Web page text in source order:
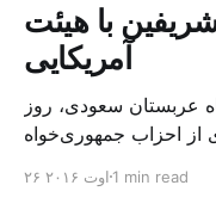
با هیئت
آمریکایی
عربستان سعودی، روز
از احزاب جمهوری‌خواه
روابط راسخ و دوستانه
۲۶ اوت ۲۰۱۶ 1 min read